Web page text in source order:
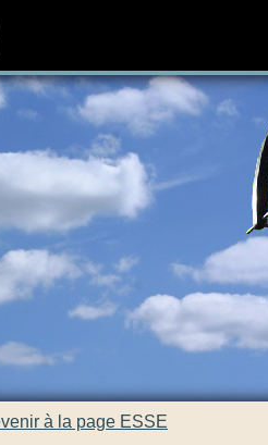
à la page ESSE